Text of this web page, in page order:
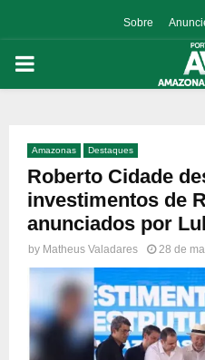
Sobre
PRIMARY
Amazonas Destaques
Roberto Cidade
investimentos de
anunciados por
by Matheus Valadares 28 de